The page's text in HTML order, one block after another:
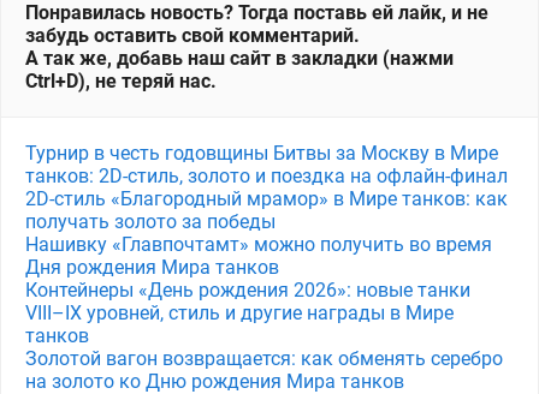
Понравилась новость? Тогда поставь ей лайк, и не
забудь оставить свой комментарий.
А так же, добавь наш сайт в закладки (нажми
Ctrl+D), не теряй нас.
Турнир в честь годовщины Битвы за Москву в Мире
танков: 2D-стиль, золото и поездка на офлайн-финал
2D-стиль «Благородный мрамор» в Мире танков: как
получать золото за победы
Нашивку «Главпочтамт» можно получить во время
Дня рождения Мира танков
Контейнеры «День рождения 2026»: новые танки
VIII–IX уровней, стиль и другие награды в Мире
танков
Золотой вагон возвращается: как обменять серебро
на золото ко Дню рождения Мира танков